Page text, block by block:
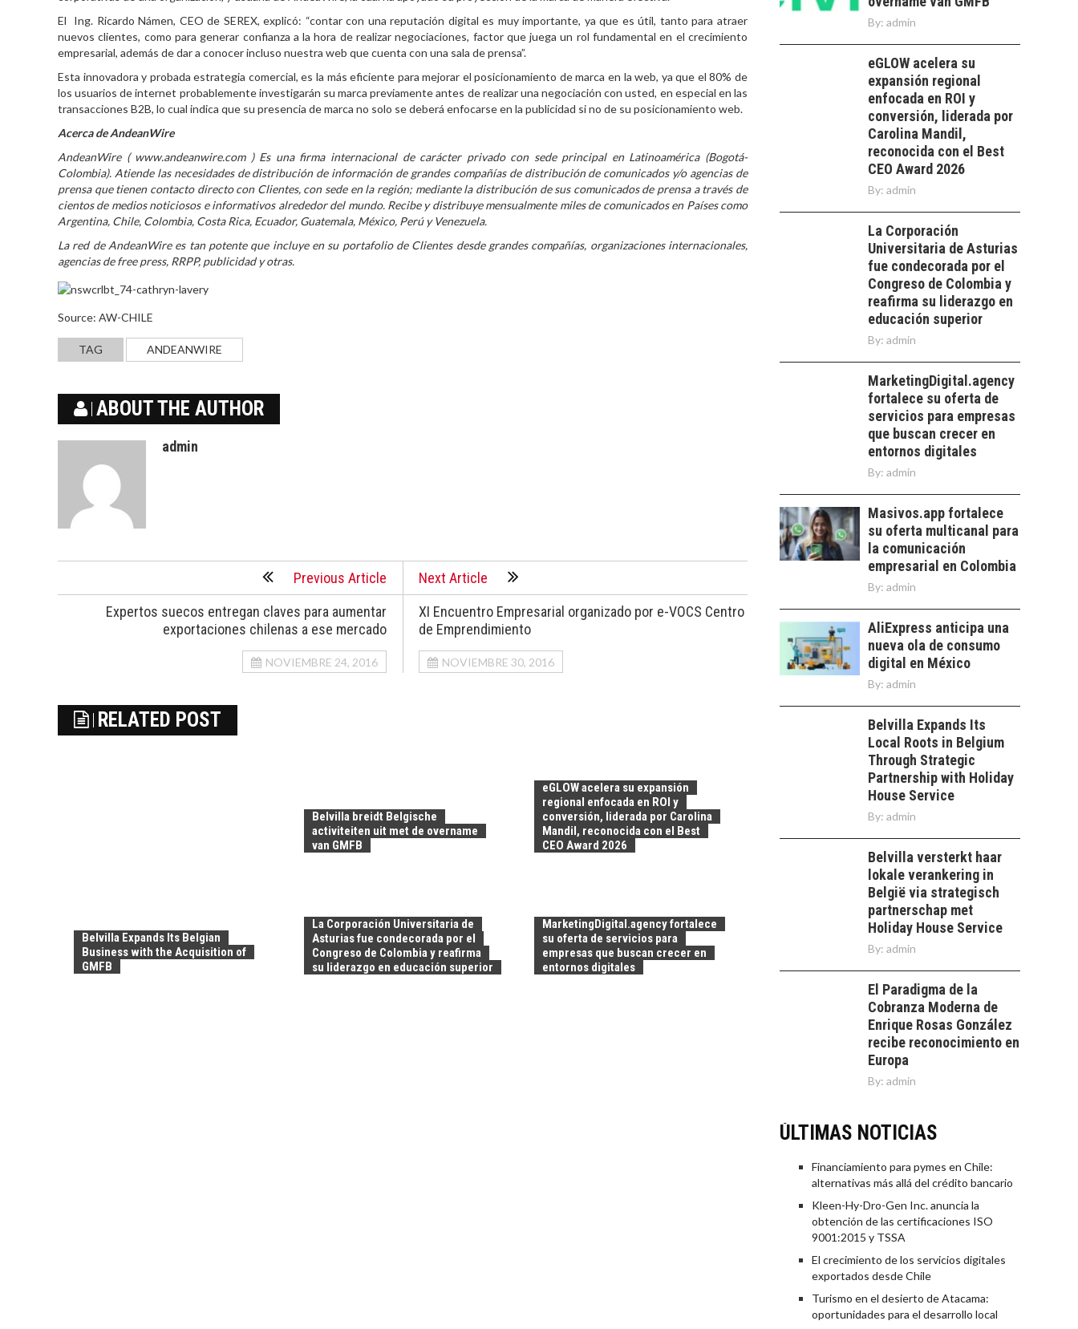
El Ing. Ricardo Námen, CEO de SEREX, explicó: “contar con una reputación digital es muy importante, ya que es útil, tanto para atraer
nuevos clientes, como para generar confianza a la hora de realizar negociaciones, factor que juega un rol fundamental en el crecimiento
empresarial, además de dar a conocer incluso nuestra web que cuenta con una sala de prensa”.
Esta innovadora y probada estrategia comercial, es la más eficiente para mejorar el posicionamiento de marca en la web, ya que el 80% de
los usuarios de internet probablemente investigarán su marca previamente antes de realizar una negociación con usted, en especial en las
transacciones B2B, lo cual indica que su presencia de marca no solo se deberá enfocarse en la publicidad si no de su posicionamiento web.
Acerca de AndeanWire
AndeanWire ( www.andeanwire.com) Es una firma internacional de carácter privado con sede principal en Latinoamérica (Bogotá-
Colombia). Atiende las necesidades de distribución de información de grandes compañías de distribución de comunicados y/o agencias de
prensa que tienen contacto directo con Clientes, con sede en la región; mediante la distribución de sus comunicados de prensa a través de
cientos de medios noticiosos e informativos alrededor del mundo. Recibe y distribuye mensualmente miles de comunicados en Países como
Argentina, Chile, Colombia, Costa Rica, Ecuador, Guatemala, México, Perú y Venezuela.
La red de AndeanWire es tan potente que incluye en su portafolio de Clientes desde grandes compañías, organizaciones internacionales,
agencias de free press, RRPP, publicidad y otras.
Source: AW-CHILE
TAG ANDEANWIRE
ABOUT THE AUTHOR
admin
Previous Article
Expertos suecos entregan claves para aumentar
exportaciones chilenas a ese mercado
NOVIEMBRE 24, 2016
Next Article
XI Encuentro Empresarial organizado por e-VOCS Centro
de Emprendimiento
NOVIEMBRE 30, 2016
RELATED POST
Belvilla Expands Its Belgian
Business with the Acquisition of
GMFB
Belvilla breidt Belgische
activiteiten uit met de overname
van GMFB
eGLOW acelera su expansión
regional enfocada en ROI y
conversión, liderada por Carolina
Mandil, reconocida con el Best
CEO Award 2026
La Corporación Universitaria de
Asturias fue condecorada por el
Congreso de Colombia y reafirma
su liderazgo en educación superior
MarketingDigital.agency fortalece
su oferta de servicios para
empresas que buscan crecer en
entornos digitales
como factor
determinante en la
Financiamiento para
alternativas que
trascienden el
crédito…
EL CRECIMIENTO DE
LOS SERVICIOS
DIGITALES
EXPORTADOS DESDE
CHILE
El auge de las
exportaciones de
servicios digitales en
Chile:…
DESIERTO DE
ATACAMA:
OPORTUNIDADES
PARA EL
DESARROLLO LOCAL
El Desierto de
Atacama: Motor
Estratégico para el
Desarrollo Turístico…
LA INDUSTRIA
FRENTE AL DESAFÍO
DE LA
SOSTENIBILIDAD
Minería chilena: un
pilar estratégico ante
el reto ineludible de…
By: admin
eGLOW acelera su
expansión regional
enfocada en ROI y
conversión, liderada por
Carolina Mandil,
reconocida con el Best
CEO Award 2026
By: admin
La Corporación
Universitaria de Asturias
fue condecorada por el
Congreso de Colombia y
reafirma su liderazgo en
educación superior
By: admin
MarketingDigital.agency
fortalece su oferta de
servicios para empresas
que buscan crecer en
entornos digitales
By: admin
Masivos.app fortalece
su oferta multicanal para
la comunicación
empresarial en Colombia
By: admin
AliExpress anticipa una
nueva ola de consumo
digital en México
By: admin
Belvilla Expands Its
Local Roots in Belgium
Through Strategic
Partnership with Holiday
House Service
By: admin
Belvilla versterkt haar
lokale verankering in
België via strategisch
partnerschap met
Holiday House Service
By: admin
El Paradigma de la
Cobranza Moderna de
Enrique Rosas González
recibe reconocimiento en
Europa
By: admin
ÚLTIMAS NOTICIAS
Financiamiento para pymes en Chile:
alternativas más allá del crédito bancario
Kleen-Hy-Dro-Gen Inc. anuncia la
obtención de las certificaciones ISO
9001:2015 y TSSA
El crecimiento de los servicios digitales
exportados desde Chile
Turismo en el desierto de Atacama:
oportunidades para el desarrollo local